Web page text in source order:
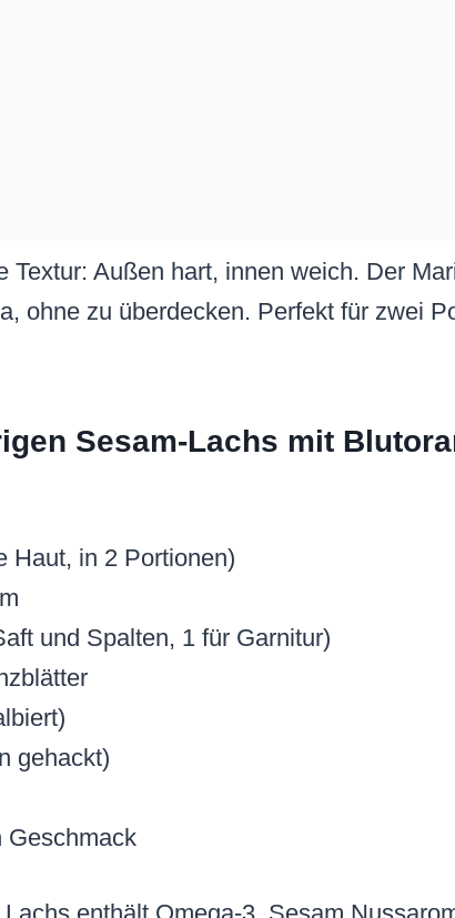
Textur: Außen hart, innen weich. Der
ohne zu überdecken. Perfekt für zwei
Sesam-Lachs mit
Haut, in 2 Portionen)
und Spalten, 1 für Garnitur)
gehackt)
Geschmack